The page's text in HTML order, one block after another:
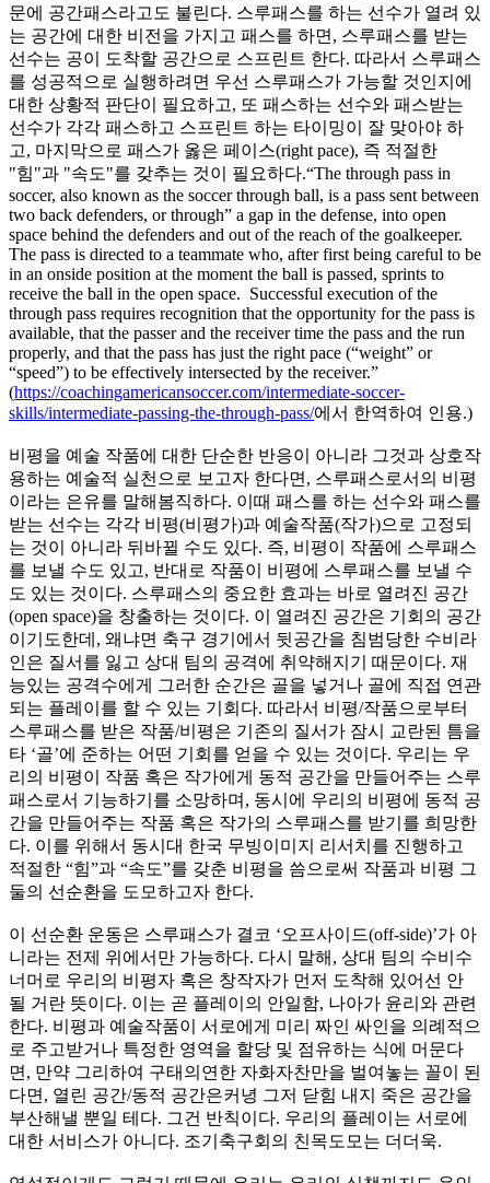
문에 공간패스라고도 불린다. 스루패스를 하는 선수가 열려 있
는 공간에 대한 비전을 가지고 패스를 하면, 스루패스를 받는
선수는 공이 도착할 공간으로 스프린트 한다. 따라서 스루패스
를 성공적으로 실행하려면 우선 스루패스가 가능할 것인지에
대한 상황적 판단이 필요하고, 또 패스하는 선수와 패스받는
선수가 각각 패스하고 스프린트 하는 타이밍이 잘 맞아야 하
고, 마지막으로 패스가 옳은 페이스(right pace), 즉 적절한
"힘"과 "속도"를 갖추는 것이 필요하다.“The through pass in
soccer, also known as the soccer through ball, is a pass sent between
two back defenders, or through” a gap in the defense, into open
space behind the defenders and out of the reach of the goalkeeper.
The pass is directed to a teammate who, after first being careful to be
in an onside position at the moment the ball is passed, sprints to
receive the ball in the open space. Successful execution of the
through pass requires recognition that the opportunity for the pass is
available, that the passer and the receiver time the pass and the run
properly, and that the pass has just the right pace (“weight” or
“speed”) to be effectively intersected by the receiver.”
(https://coachingamericansoccer.com/intermediate-soccer-
skills/intermediate-passing-the-through-pass/에서 한역하여 인용.)
비평을 예술 작품에 대한 단순한 반응이 아니라 그것과 상호작
용하는 예술적 실천으로 보고자 한다면, 스루패스로서의 비평
이라는 은유를 말해봄직하다. 이때 패스를 하는 선수와 패스를
받는 선수는 각각 비평(비평가)과 예술작품(작가)으로 고정되
는 것이 아니라 뒤바뀔 수도 있다. 즉, 비평이 작품에 스루패스
를 보낼 수도 있고, 반대로 작품이 비평에 스루패스를 보낼 수
도 있는 것이다. 스루패스의 중요한 효과는 바로 열려진 공간
(open space)을 창출하는 것이다. 이 열려진 공간은 기회의 공간
이기도한데, 왜냐면 축구 경기에서 뒷공간을 침범당한 수비라
인은 질서를 잃고 상대 팀의 공격에 취약해지기 때문이다. 재
능있는 공격수에게 그러한 순간은 골을 넣거나 골에 직접 연관
되는 플레이를 할 수 있는 기회다. 따라서 비평/작품으로부터
스루패스를 받은 작품/비평은 기존의 질서가 잠시 교란된 틈을
타 ‘골’에 준하는 어떤 기회를 얻을 수 있는 것이다. 우리는 우
리의 비평이 작품 혹은 작가에게 동적 공간을 만들어주는 스루
패스로서 기능하기를 소망하며, 동시에 우리의 비평에 동적 공
간을 만들어주는 작품 혹은 작가의 스루패스를 받기를 희망한
다. 이를 위해서 동시대 한국 무빙이미지 리서치를 진행하고
적절한 “힘”과 “속도”를 갖춘 비평을 씀으로써 작품과 비평 그
둘의 선순환을 도모하고자 한다.
이 선순환 운동은 스루패스가 결코 ‘오프사이드(off-side)’가 아
니라는 전제 위에서만 가능하다. 다시 말해, 상대 팀의 수비수
너머로 우리의 비평자 혹은 창작자가 먼저 도착해 있어선 안
될 거란 뜻이다. 이는 곧 플레이의 안일함, 나아가 윤리와 관련
한다. 비평과 예술작품이 서로에게 미리 짜인 싸인을 의례적으
로 주고받거나 특정한 영역을 할당 및 점유하는 식에 머문다
면, 만약 그리하여 구태의연한 자화자찬만을 벌여놓는 꼴이 된
다면, 열린 공간/동적 공간은커녕 그저 닫힘 내지 죽은 공간을
부산해낼 뿐일 테다. 그건 반칙이다. 우리의 플레이는 서로에
대한 서비스가 아니다. 조기축구회의 친목도모는 더더욱.